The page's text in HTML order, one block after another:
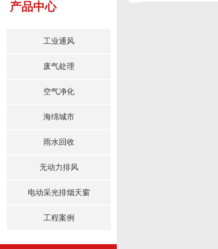
产品中心
工业通风
废气处理
空气净化
海绵城市
雨水回收
无动力排风
电动采光排烟天窗
工程案例